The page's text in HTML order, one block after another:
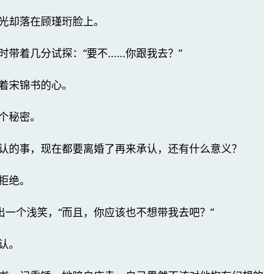
却落在顾瑾珩脸上。
带着几分试探：“要不......你跟我去？”
宋锦书的心。
秘密。
的事，现在都要离婚了再来承认，还有什么意义？
绝。
一个浅笑，“而且，你应该也不想带我去吧？”
。